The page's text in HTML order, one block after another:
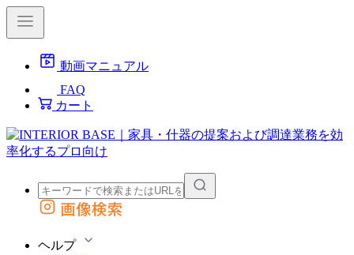
動画マニュアル
FAQ
カート
外部サイトの商品をカートに追加
画像検索
ヘルプ